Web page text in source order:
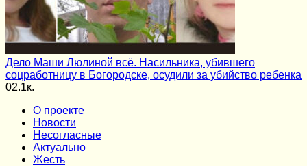
Дело Маши Люлиной всё. Насильника, убившего
соцработницу в Богородске, осудили за убийство ребенка
02.1к.
О проекте
Новости
Несогласные
Актуально
Жесть